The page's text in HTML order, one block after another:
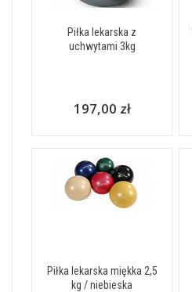
Piłka lekarska z
uchwytami 3kg
197,00 zł
Piłka lekarska miękka 2,5
kg / niebieska